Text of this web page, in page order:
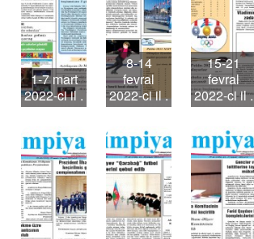
1-7 mart
2022-ci il .
8-14
fevral
2022-ci il .
15-21
fevral
2022-ci il .